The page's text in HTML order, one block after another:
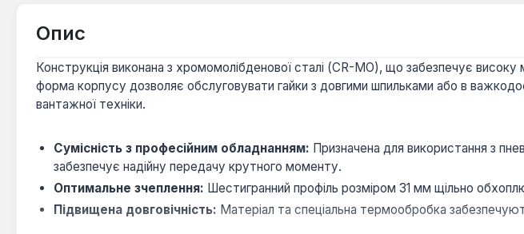
Опис
Конструкція виконана з хромомолібденової сталі (CR-MO), що забезпечує
форма корпусу дозволяє обслуговувати гайки з довгими шпильками або в
вантажної техніки.
Сумісність з професійним обладнанням: Призначена для використання з
забезпечує надійну передачу крутного моменту.
Оптимальне зчеплення: Шестигранний профіль розміром 31 мм щільно
Підвищена довговічність: Матеріал та спеціальна термообробка